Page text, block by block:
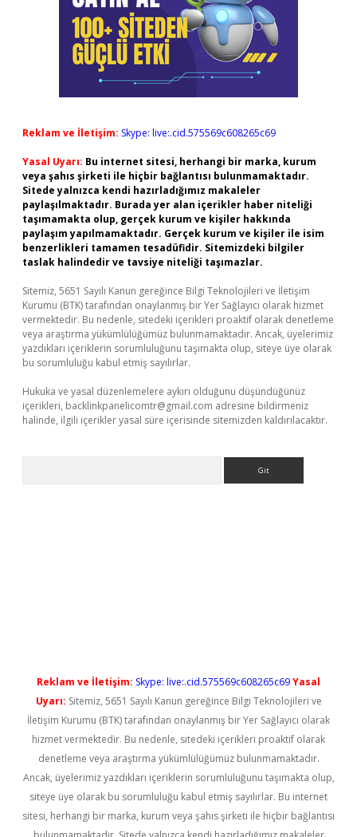
Reklam ve İletişim: Skype: live:.cid.575569c608265c69
Yasal Uyarı: Bu internet sitesi, herhangi bir marka, kurum
veya şahıs şirketi ile hiçbir bağlantısı bulunmamaktadır.
Sitede yalnızca kendi hazırladığımız makaleler
paylaşılmaktadır. Burada yer alan içerikler haber niteliği
taşımamakta olup, gerçek kurum ve kişiler hakkında
paylaşım yapılmamaktadır. Gerçek kurum ve kişiler ile isim
benzerlikleri tamamen tesadüfidir. Sitemizdeki bilgiler
taslak halindedir ve tavsiye niteliği taşımazlar.
Sitemiz, 5651 Sayılı Kanun gereğince Bilgi Teknolojileri ve İletişim
Kurumu (BTK) tarafından onaylanmış bir Yer Sağlayıcı olarak hizmet
vermektedir. Bu nedenle, sitedeki içerikleri proaktif olarak denetleme
veya araştırma yükümlülüğümüz bulunmamaktadır. Ancak, üyelerimiz
yazdıkları içeriklerin sorumluluğunu taşımakta olup, siteye üye olarak
bu sorumluluğu kabul etmiş sayılırlar.
Hukuka ve yasal düzenlemelere aykırı olduğunu düşündüğünüz
içerikleri, backlinkpanelicomtr@gmail.com adresine bildirmeniz
halinde, ilgili içerikler yasal süre içerisinde sitemizden kaldırılacaktır.
Reklam ve İletişim: Skype: live:.cid.575569c608265c69Yasal
Uyarı: Sitemiz, 5651 Sayılı Kanun gereğince Bilgi Teknolojileri ve
İletişim Kurumu (BTK) tarafından onaylanmış bir Yer Sağlayıcı olarak
hizmet vermektedir. Bu nedenle, sitedeki içerikleri proaktif olarak
denetleme veya araştırma yükümlülüğümüz bulunmamaktadır.
Ancak, üyelerimiz yazdıkları içeriklerin sorumluluğunu taşımakta olup,
siteye üye olarak bu sorumluluğu kabul etmiş sayılırlar. Bu internet
sitesi, herhangi bir marka, kurum veya şahıs şirketi ile hiçbir bağlantısı